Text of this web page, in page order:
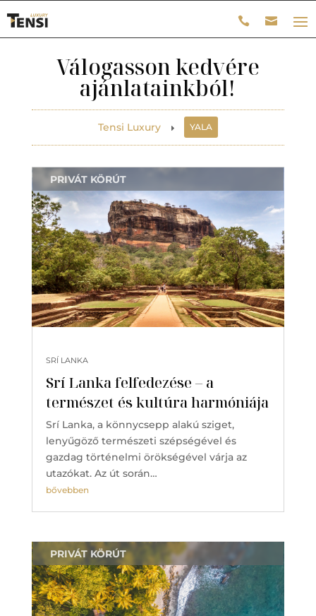
Válogasson kedvére
ajánlatainkból!
Tensi Luxury E YALA
Srí Lanka felfedezése – a
természet és kultúra harmóniája
SRÍ LANKA
PRIVÁT KÖRÚT
Srí Lanka, a könnycsepp alakú sziget,
lenyűgöző természeti szépségével és
gazdag történelmi örökségével várja az
utazókat. Az út során…
bővebben
PRIVÁT KÖRÚT